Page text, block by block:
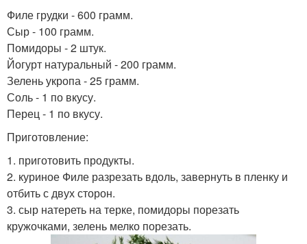
Филе грудки - 600 грамм.
Сыр - 100 грамм.
Помидоры - 2 штук.
Йогурт натуральный - 200 грамм.
Зелень укропа - 25 грамм.
Соль - 1 по вкусу.
Перец - 1 по вкусу.
Приготовление:
1. приготовить продукты.
2. куриное Филе разрезать вдоль, завернуть в пленку и
отбить с двух сторон.
3. сыр натереть на терке, помидоры порезать
кружочками, зелень мелко порезать.